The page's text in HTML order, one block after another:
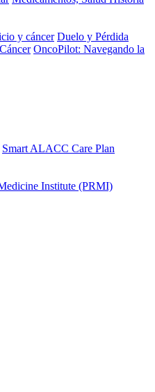
y cáncer Duelo y Pérdida
OncoPilot: Navegando la
Smart ALACC Care Plan
Institute (PRMI)